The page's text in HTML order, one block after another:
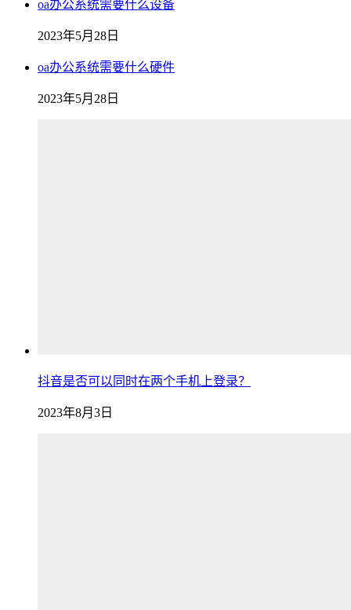
oa办公系统需要什么设备
2023年5月28日
oa办公系统需要什么硬件
2023年5月28日
抖音是否可以同时在两个手机上登录？
2023年8月3日